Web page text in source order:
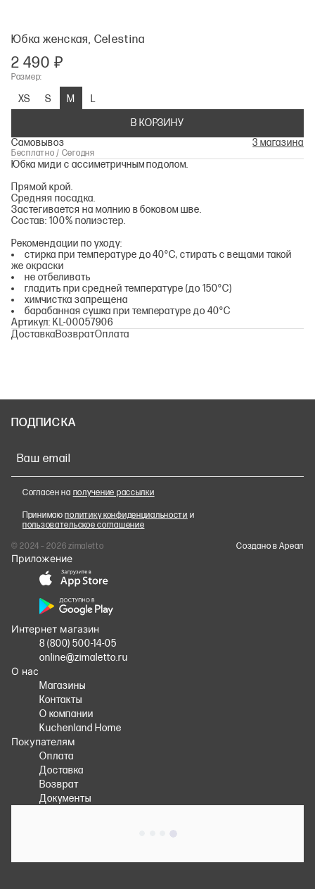
Юбка женская, Celestina
2 490 ₽
Размер:
XS S M
L
В КОРЗИНУ
Самовывоз
3 магазина
Бесплатно / Сегодня
Юбка миди с ассиметричным подолом.
Прямой крой.
Средняя посадка.
Застегивается на молнию в боковом шве.
Состав: 100% полиэстер.
Рекомендации по уходу:
стирка при температуре до 40°С, стирать с вещами такой
же окраски
не отбеливать
гладить при средней температуре (до 150°С)
химчистка запрещена
барабанная сушка при температуре до 40°С
Артикул: KL-00057906
ДоставкаВозвратОплата
ПОДПИСКА
Ваш email
Согласен на получение рассылки
Принимаюполитику конфиденциальности и
пользовательское соглашение
© 2024 – 2026 zimaletto
Cоздано в Ареал
Приложение
Интернет магазин
8 (800) 500-14-05
online@zimaletto.ru
О нас
Магазины
Контакты
О компании
Kuchenland Home
Покупателям
Оплата
Доставка
Возврат
Документы